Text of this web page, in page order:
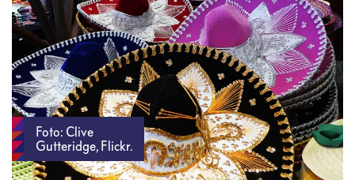
Foto: Clive
Gutteridge, Flickr.